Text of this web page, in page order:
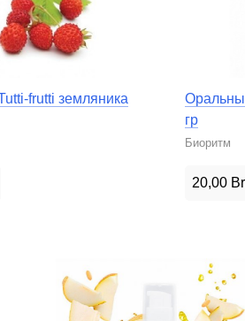
frutti земляника
гр
Биоритм
20,00 Br